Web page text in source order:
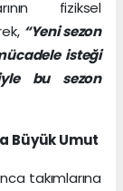
fiziksel
“Yeni sezon
isteği
bu sezon
Büyük Umut
takımlarına